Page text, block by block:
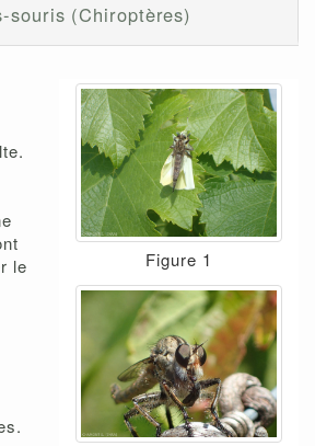
souris (Chiroptères)
le
Figure 1